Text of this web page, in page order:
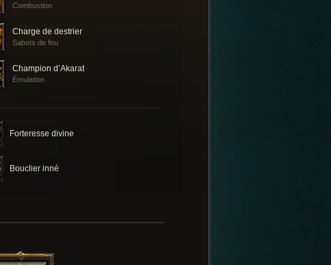
Combustion
Charge de destrier
Sabots de feu
Champion d’Akarat
Émulation
Forteresse divine
Bouclier inné